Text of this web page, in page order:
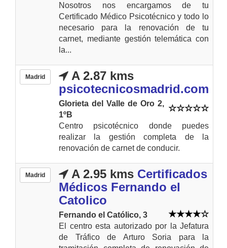
Nosotros nos encargamos de tu
Certificado Médico Psicotécnico y todo lo
necesario para la renovación de tu
carnet, mediante gestión telemática con
la...
Madrid
A 2.87 kms
psicotecnicosmadrid.com
Glorieta del Valle de Oro 2,
1ºB
Centro psicotécnico donde puedes
realizar la gestión completa de la
renovación de carnet de conducir.
Madrid A 2.95 kms Certificados
Médicos Fernando el
Catolico
Fernando el Católico, 3
El centro esta autorizado por la Jefatura
de Tráfico de Arturo Soria para la